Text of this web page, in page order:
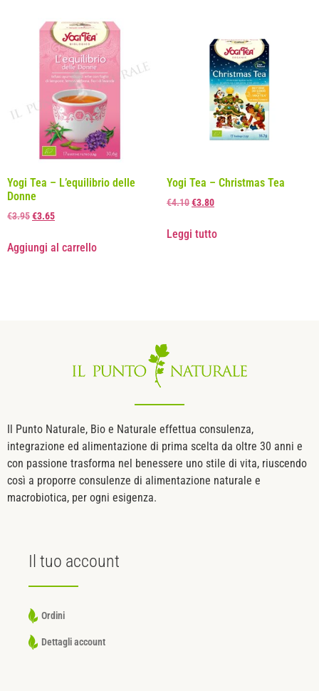
Yogi Tea – L’equilibrio delle
Donne
€3.95€3.65
Aggiungi al carrello
Yogi Tea – Christmas Tea
€4.10€3.80
Leggi tutto
Il Punto Naturale, Bio e Naturale effettua consulenza,
integrazione ed alimentazione di prima scelta da oltre 30 anni e
con passione trasforma nel benessere uno stile di vita, riuscendo
così a proporre consulenze di alimentazione naturale e
macrobiotica, per ogni esigenza.
Il tuo account
Ordini
Dettagli account